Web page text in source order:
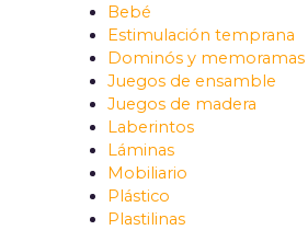
Bebé
Estimulación temprana
Dominós y memoramas
Juegos de ensamble
Juegos de madera
Laberintos
Láminas
Mobiliario
Plástico
Plastilinas